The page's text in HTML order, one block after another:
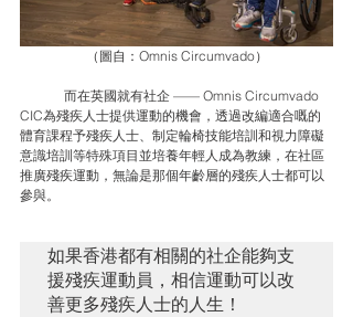
（圖自： Omnis Circumvado）
CIC為殘疾人士提供運動的機會，透過改編適合嘅的
體育課程予殘疾人士、制定輪椅技能培訓和視力障礙
意識培訓等特殊項目並培養年輕人成為教練，在社區
推廣殘疾運動，無論是那個年齡層的殘疾人士都可以
參與。
如果香港都有相關的社企能夠支
援殘疾運動員，相信運動可以改
善更多殘疾人士的人生！